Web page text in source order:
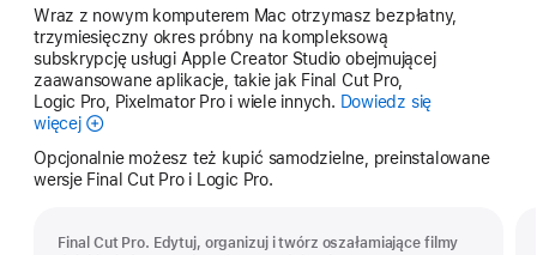
Wraz z nowym komputerem Mac otrzymasz bezpłatny,
trzymiesięczny okres próbny na kompleksową
subskrypcję usługi Apple Creator Studio obejmującej
zaawansowane aplikacje, takie jak Final Cut Pro,
Logic Pro, Pixelmator Pro i wiele innych. Dowiedz się
więcejApple Creator Studio
Opcjonalnie możesz też kupić samodzielne, preinstalowane
wersje Final Cut Pro i Logic Pro.
Final Cut Pro. Edytuj, organizuj i twórz oszałamiające filmy